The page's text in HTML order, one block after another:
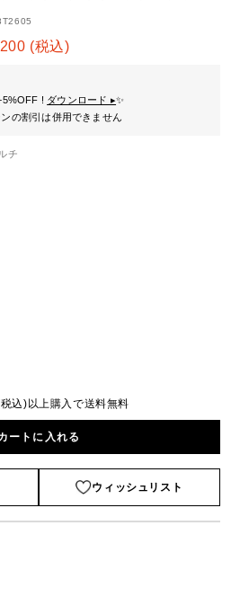
(税込)
! ダウンロード ▸✨
の割引は併用できません
チ
込)以上購入で送料無料
ートに入れる
ウィッシュリスト